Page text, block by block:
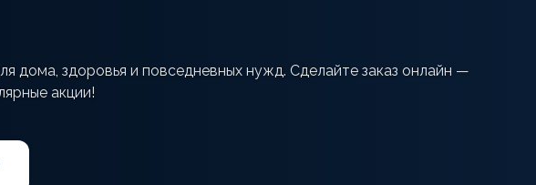
дома, здоровья и повседневных нужд. Сделайте заказ онлайн —
акции!